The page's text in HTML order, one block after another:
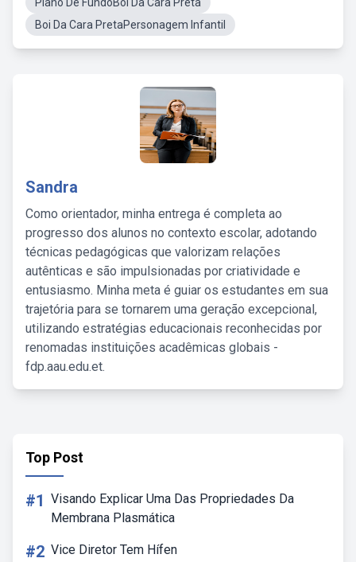
Boi Da Cara PretaPersonagem Infantil
Sandra
Como orientador, minha entrega é completa ao
progresso dos alunos no contexto escolar, adotando
técnicas pedagógicas que valorizam relações
autênticas e são impulsionadas por criatividade e
entusiasmo. Minha meta é guiar os estudantes em sua
trajetória para se tornarem uma geração excepcional,
utilizando estratégias educacionais reconhecidas por
renomadas instituições acadêmicas globais -
fdp.aau.edu.et.
Top Post
#1 Visando Explicar Uma Das Propriedades Da
Membrana Plasmática
#2 Vice Diretor Tem Hífen